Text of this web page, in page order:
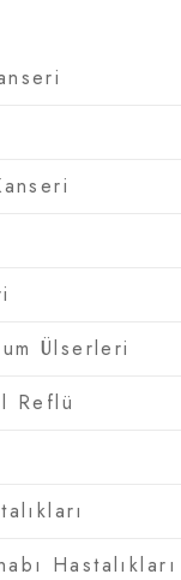
Ülserleri
Reflü
Hastalıkları